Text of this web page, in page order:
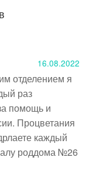
16.08.2022
отделением я
раз
помощь и
Процветания
каждый
роддома №26